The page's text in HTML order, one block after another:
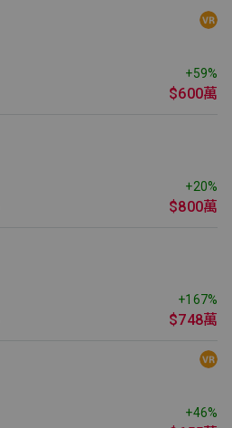
+59%
$600萬
+20%
$800萬
+167%
$748萬
+46%